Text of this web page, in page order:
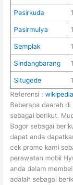
Pasirkuda
Pasirmulya
Semplak
Sindangbarang
Situgede
Referensi :wikipedia
Beberapa daerah
sebagai berikut.
Bogor sebagai
dapat anda
cek promo kami
perawatan mobil
anda dalam
adalah sebagai